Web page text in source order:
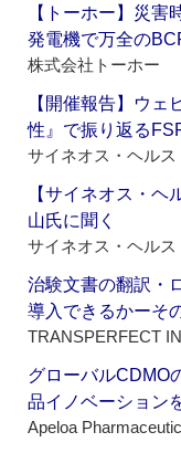
【トーホー】災
発電機で万全の
株式会社トーホー
【開催報告】ウ
性』で振り返る
サイネオス・ヘル
【サイネオス・
山氏に聞く
サイネオス・ヘル
治験文書の翻訳・
導入できるかーそ
TRANSPERFECT
グローバルCDMO
品イノベーション
Apeloa